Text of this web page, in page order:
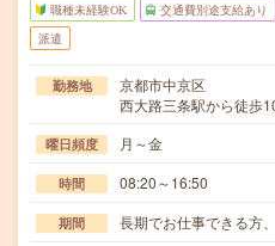
職種未経験OK 交通費別途支給あり
派遣
勤務地
京都市中京区
西大路三条駅から徒歩
曜日頻度 月～金
時間 08:20～16:50
期間 長期でお仕事できる方